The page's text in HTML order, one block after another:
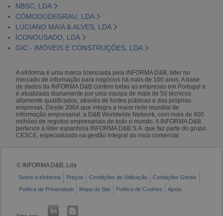
NBSC, LDA
CÓMODODEGRAU, LDA
LUCIANO MAIA & ALVES, LDA
ÍCONOUSADO, LDA
GIC - IMÓVEIS E CONSTRUÇÕES, LDA
A eInforma é uma marca licenciada pela INFORMA D&B, líder no
mercado de informação para negócios há mais de 100 anos. A base
de dados da INFORMA D&B contém todas as empresas em Portugal e
é atualizada diariamente por uma equipa de mais de 50 técnicos
altamente qualificados, através de fontes públicas e das próprias
empresas. Desde 2004 que integra a maior rede mundial de
informação empresarial: a D&B Worldwide Network, com mais de 600
milhões de registos empresariais de todo o mundo. A INFORMA D&B
pertence à líder espanhola INFORMA D&B S.A. que faz parte do grupo
CESCE, especializado na gestão integral do risco comercial.
© INFORMA D&B, Lda
Sobre a eInforma Preços Condições de Utilização
Condições Gerais
Política de Privacidade
Mapa do Site Política de Cookies Ajuda